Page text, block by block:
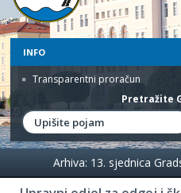
INFO
Transparentni proračun
Pretražite
Arhiva: 13. sjednica